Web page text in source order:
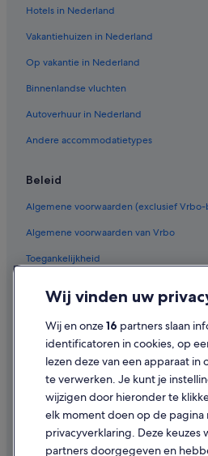
Hotels in Nederland
Vakantiehuizen in Nederland
Op vakantie in Nederland
Binnenlandse vluchten
Autoverhuur in Nederland
Andere accommodatietypes
Beleid
Algemene voorwaarden (exclusief
Algemene voorwaarden van Vrbo
Toegankelijkheid
Gebruiksvoorwaarden
Juridische informatie/Contact
Inhoudsrichtlijnen en inhoud rapporteren
Hulp
Wij vinden uw
Wij en onze16 partners slaan
identificatoren in cookies, op
lezen deze van een apparaat in
te verwerken. Je kunt je
wijzigen door hieronder te
elk moment doen op de pagina
privacyverklaring. Deze keuzes
partners doorgegeven en